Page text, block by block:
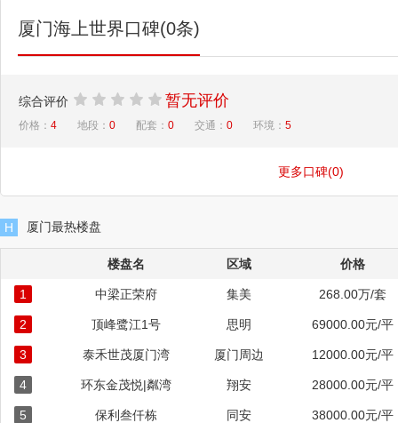
厦门海上世界口碑(0条)
综合评价 暂无评价
价格： 4 地段： 0 配套： 0 交通： 0 环境： 5
更多口碑(0)
H 厦门最热楼盘
楼盘名 区域 价格
1 中梁正荣府 集美 268.00万/套
2 顶峰鹭江1号 思明 69000.00元/平
3 泰禾世茂厦门湾 厦门周边 12000.00元/平
4 环东金茂悦|粼湾 翔安 28000.00元/平
5 保利叁仟栋 同安 38000.00元/平